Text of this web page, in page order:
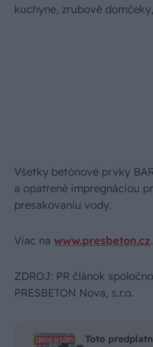
však neznamená, že v
centier a pod. Dlažba
do interiérových
kuchyne, zrubové